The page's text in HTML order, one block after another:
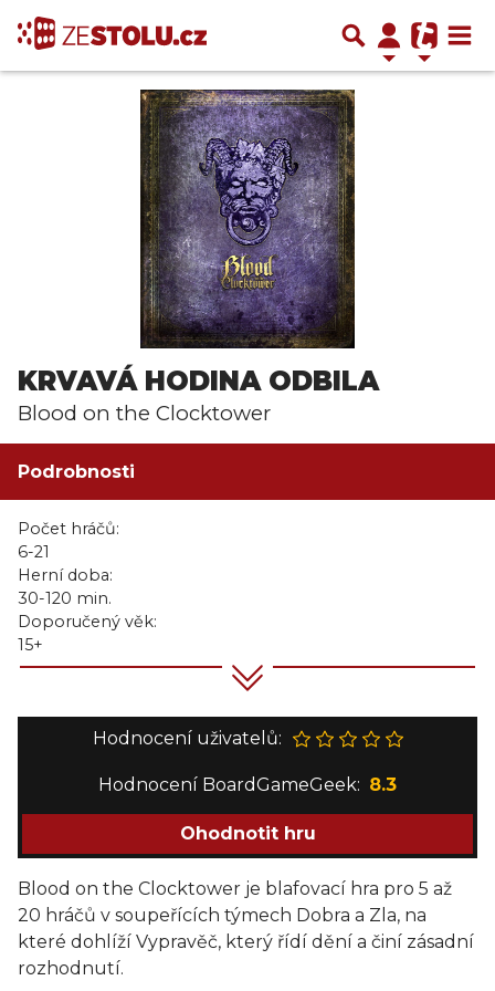
KRVAVÁ HODINA ODBILA
Blood on the Clocktower
Podrobnosti
Počet hráčů:
6-21
Herní doba:
30-120 min.
Doporučený věk:
15+
Hodnocení uživatelů:
Hodnocení BoardGameGeek: 8.3
Ohodnotit hru
Blood on the Clocktower je blafovací hra pro 5 až
20 hráčů v soupeřících týmech Dobra a Zla, na
které dohlíží Vypravěč, který řídí dění a činí zásadní
rozhodnutí.